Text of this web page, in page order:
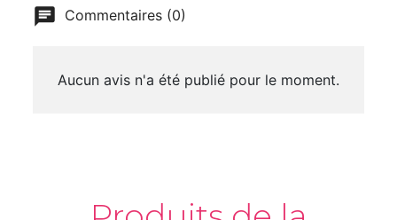
Commentaires (0)
Aucun avis n'a été publié pour le moment.